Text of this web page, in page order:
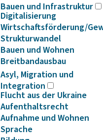
Bauen und Infrastruktur
Digitalisierung
Wirtschaftsförderung/
Strukturwandel
Bauen und Wohnen
Breitbandausbau
Asyl, Migration und
Integration
Flucht aus der Ukraine
Aufenthaltsrecht
Aufnahme und Wohnen
Sprache